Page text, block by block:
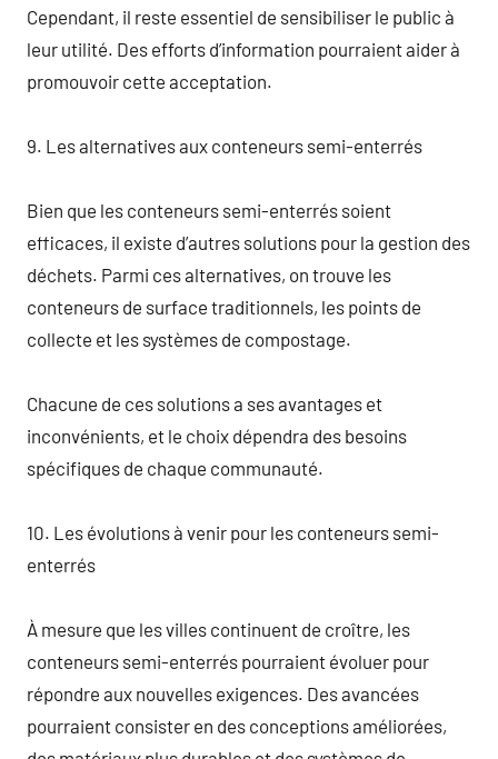
Cependant, il reste essentiel de sensibiliser le public à
leur utilité. Des efforts d’information pourraient aider à
promouvoir cette acceptation.
9. Les alternatives aux conteneurs semi-enterrés
Bien que les conteneurs semi-enterrés soient
efficaces, il existe d’autres solutions pour la gestion des
déchets. Parmi ces alternatives, on trouve les
conteneurs de surface traditionnels, les points de
collecte et les systèmes de compostage.
Chacune de ces solutions a ses avantages et
inconvénients, et le choix dépendra des besoins
spécifiques de chaque communauté.
10. Les évolutions à venir pour les conteneurs semi-
enterrés
À mesure que les villes continuent de croître, les
conteneurs semi-enterrés pourraient évoluer pour
répondre aux nouvelles exigences. Des avancées
pourraient consister en des conceptions améliorées,